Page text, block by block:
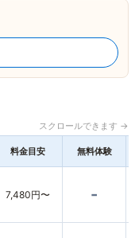
スクロールできます →
料金目安 無料体験
7,480円〜 -